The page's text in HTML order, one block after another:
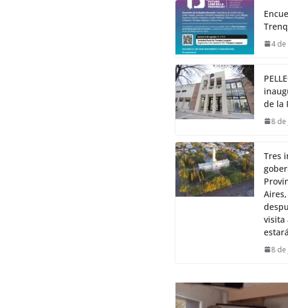
4
de la
8
Tres
visita
8